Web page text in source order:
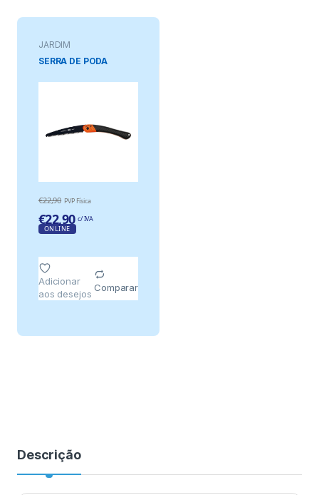
JARDIM
SERRA DE PODA
€22,90 PVP Física
€22,90 c/ IVA
ONLINE
Adicionar
aos desejos
Comparar
Descrição